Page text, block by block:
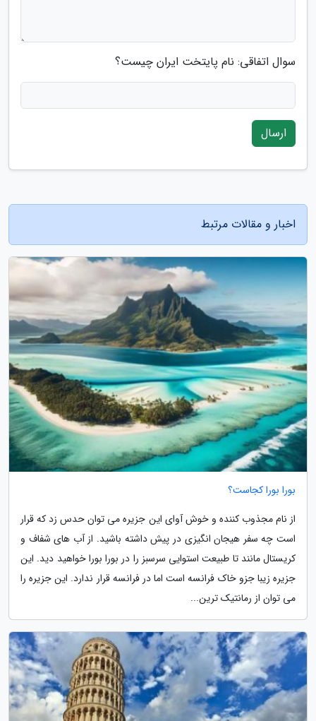
سوال اتفاقی: نام پایتخت ایران چیست؟
ارسال
اخبار و مقالات مرتبط
بورا بورا کجاست؟
از نام مجذوب کننده و خوش آوای این جزیره می توان حدس زد که قرار
است چه سفر هیجان انگیزی در پیش داشته باشید. از آب های شفاف و
کریستال مانند تا طبیعت استوایی سرسبز را در بورا بورا خواهید دید. این
جزیره زیبا جزو خاک فرانسه است اما در فرانسه قرار ندارد. این جزیره را
می توان از رمانتیک ترین...